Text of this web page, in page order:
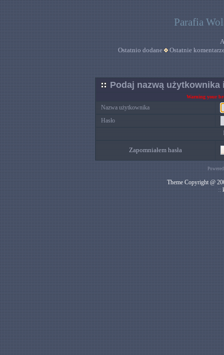
Parafia
Ostatnio dodane
Ostatnie
Podaj nazwą użytkownika
Warning your
Nazwa użytkownika
Hasło
Zapomniałem hasła
Theme Copyright @
::